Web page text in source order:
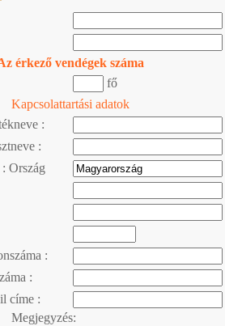
érkező vendégek száma
fő
Kapcsolattartási adatok
:
:
Ország
:
:
címe :
Megjegyzés: